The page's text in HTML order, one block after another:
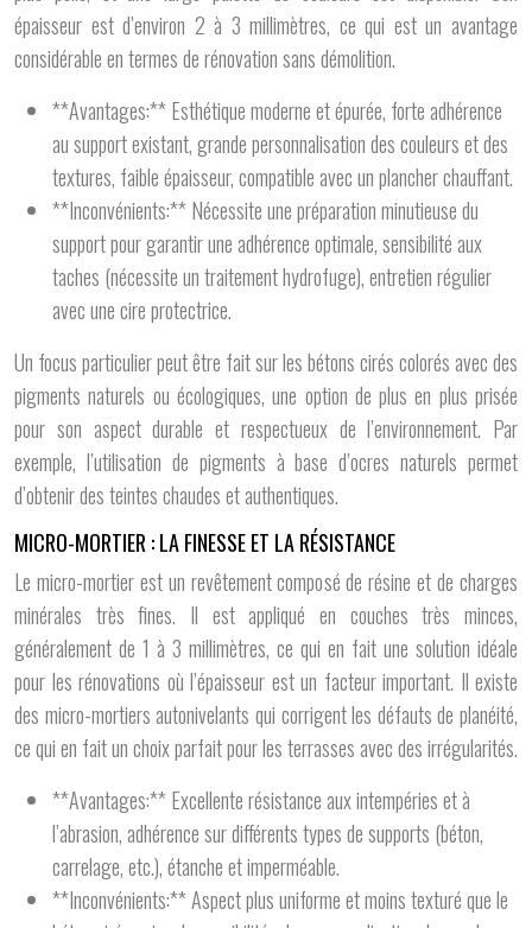
épaisseur est d’environ 2 à 3 millimètres, ce qui est un avantage
considérable en termes de rénovation sans démolition.
**Avantages:** Esthétique moderne et épurée, forte adhérence
au support existant, grande personnalisation des couleurs et des
textures, faible épaisseur, compatible avec un plancher chauffant.
**Inconvénients:** Nécessite une préparation minutieuse du
support pour garantir une adhérence optimale, sensibilité aux
taches (nécessite un traitement hydrofuge), entretien régulier
avec une cire protectrice.
Un focus particulier peut être fait sur les bétons cirés colorés avec des
pigments naturels ou écologiques, une option de plus en plus prisée
pour son aspect durable et respectueux de l’environnement. Par
exemple, l’utilisation de pigments à base d’ocres naturels permet
d’obtenir des teintes chaudes et authentiques.
MICRO-MORTIER : LA FINESSE ET LA RÉSISTANCE
Le micro-mortier est un revêtement composé de résine et de charges
minérales très fines. Il est appliqué en couches très minces,
généralement de 1 à 3 millimètres, ce qui en fait une solution idéale
pour les rénovations où l’épaisseur est un facteur important. Il existe
des micro-mortiers autonivelants qui corrigent les défauts de planéité,
ce qui en fait un choix parfait pour les terrasses avec des irrégularités.
**Avantages:** Excellente résistance aux intempéries et à
l’abrasion, adhérence sur différents types de supports (béton,
carrelage, etc.), étanche et imperméable.
**Inconvénients:** Aspect plus uniforme et moins texturé que le